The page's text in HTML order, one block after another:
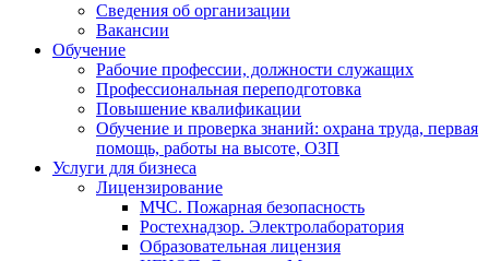
Сведения об организации
Вакансии
Обучение
Рабочие профессии, должности служащих
Профессиональная переподготовка
Повышение квалификации
Обучение и проверка знаний: охрана труда, первая
помощь, работы на высоте, ОЗП
Услуги для бизнеса
Лицензирование
МЧС. Пожарная безопасность
Ростехнадзор. Электролаборатория
Образовательная лицензия